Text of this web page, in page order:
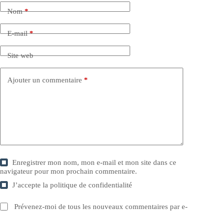
Nom*
E-mail*
Site web
Ajouter un commentaire *
Enregistrer mon nom, mon e-mail et mon site dans ce
navigateur pour mon prochain commentaire.
J’accepte lapolitique de confidentialité
Prévenez-moi de tous les nouveaux commentaires par e-